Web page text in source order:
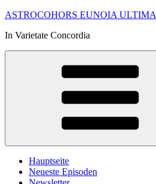
Zum
springen
ASTROCOHORS EUNOIA ULTIMA
In Varietate Concordia
Hauptseite
Neueste Episoden